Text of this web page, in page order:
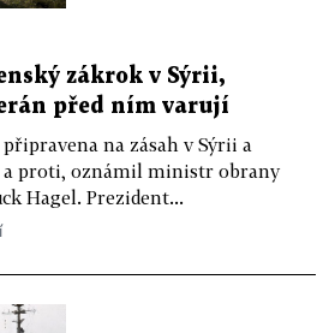
zákrok v Sýrii,
před ním varují
na zásah v Sýrii a
a proti, oznámil ministr obrany
Hagel. Prezident...